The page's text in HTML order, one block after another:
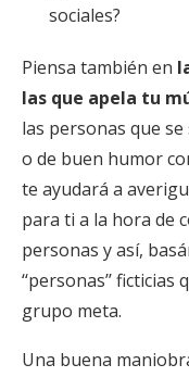
sociales?
Piensa también en
las que apela tu
las personas que
o de buen humor
te ayudará a
para ti a la hora de
personas y así,
‘‘personas’’
grupo meta.
Una buena